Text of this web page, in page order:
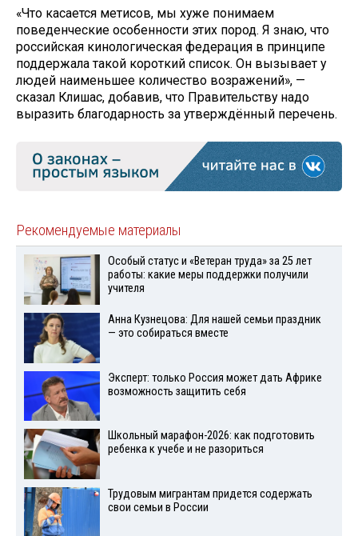
«Что касается метисов, мы хуже понимаем
поведенческие особенности этих пород. Я знаю, что
российская кинологическая федерация в принципе
поддержала такой короткий список. Он вызывает у
людей наименьшее количество возражений», —
сказал Клишас, добавив, что Правительству надо
выразить благодарность за утверждённый перечень.
Рекомендуемые материалы
Особый статус и «Ветеран труда» за 25 лет
работы: какие меры поддержки получили
учителя
Анна Кузнецова: Для нашей семьи праздник
— это собираться вместе
Эксперт: только Россия может дать Африке
возможность защитить себя
Школьный марафон-2026: как подготовить
ребенка к учебе и не разориться
Трудовым мигрантам придется содержать
свои семьи в России